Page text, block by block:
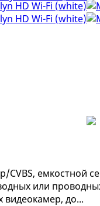
емкостной
или
до...